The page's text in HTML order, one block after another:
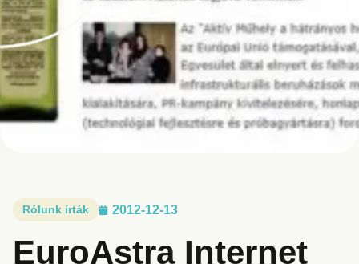
Rólunk írták 2012-12-13
EuroAstra Internet